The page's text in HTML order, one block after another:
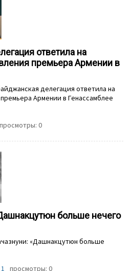
ответила на
премьера Армении в
делегация ответила на
Армении в Генассамблее
просмотры: 0
больше нечего
«Дашнакцутюн больше
1 просмотры: 0